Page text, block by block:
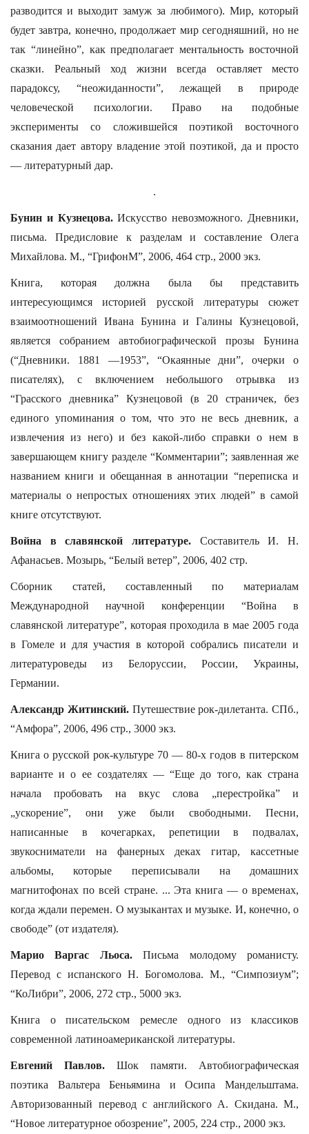
разводится и выходит замуж за любимого). Мир, который
будет завтра, конечно, продолжает мир сегодняшний, но не
так “линейно”, как предполагает ментальность восточной
сказки. Реальный ход жизни всегда оставляет место
парадоксу, “неожиданности”, лежащей в природе
человеческой психологии. Право на подобные
эксперименты со сложившейся поэтикой восточного
сказания дает автору владение этой поэтикой, да и просто
— литературный дар.
.
Бунин и Кузнецова.Искусство невозможного. Дневники,
письма. Предисловие к разделам и составление Олега
Михайлова. М., “ГрифонМ”, 2006, 464 стр., 2000 экз.
Книга, которая должна была бы представить
интересующимся историей русской литературы сюжет
взаимоотношений Ивана Бунина и Галины Кузнецовой,
является собранием автобиографической прозы Бунина
(“Дневники. 1881 —1953”, “Окаянные дни”, очерки о
писателях), с включением небольшого отрывка из
“Грасского дневника” Кузнецовой (в 20 страничек, без
единого упоминания о том, что это не весь дневник, а
извлечения из него) и без какой-либо справки о нем в
завершающем книгу разделе “Комментарии”; заявленная же
названием книги и обещанная в аннотации “переписка и
материалы о непростых отношениях этих людей” в самой
книге отсутствуют.
Война в славянской литературе. Составитель И. Н.
Афанасьев. Мозырь, “Белый ветер”, 2006, 402 стр.
Сборник статей, составленный по материалам
Международной научной конференции “Война в
славянской литературе”, которая проходила в мае 2005 года
в Гомеле и для участия в которой собрались писатели и
литературоведы из Белоруссии, России, Украины,
Германии.
Александр Житинский.Путешествие рок-дилетанта. СПб.,
“Амфора”, 2006, 496 стр., 3000 экз.
Книга о русской рок-культуре 70 — 80-х годов в питерском
варианте и о ее создателях — “Еще до того, как страна
начала пробовать на вкус слова „перестройка” и
„ускорение”, они уже были свободными. Песни,
написанные в кочегарках, репетиции в подвалах,
звукосниматели на фанерных деках гитар, кассетные
альбомы, которые переписывали на домашних
магнитофонах по всей стране. ... Эта книга — о временах,
когда ждали перемен. О музыкантах и музыке. И, конечно, о
свободе” (от издателя).
Марио Варгас Льоса.Письма молодому романисту.
Перевод с испанского Н. Богомолова. М., “Симпозиум”;
“КоЛибри”, 2006, 272 стр., 5000 экз.
Книга о писательском ремесле одного из классиков
современной латиноамериканской литературы.
Евгений Павлов. Шок памяти. Автобиографическая
поэтика Вальтера Беньямина и Осипа Мандельштама.
Авторизованный перевод с английского А. Скидана. М.,
“Новое литературное обозрение”, 2005, 224 стр., 2000 экз.